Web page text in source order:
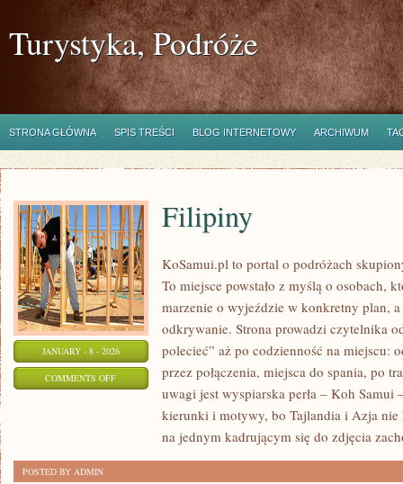
Turystyka, Podróże
STRONA GŁÓWNA SPIS TREŚCI BLOG INTERNETOWY ARCHIWUM
JANUARY - 8 - 2026
COMMENTS OFFON
Filipiny
KoSamui.pl to portal o podróżach
To miejsce powstało z myślą o osobach,
marzenie o wyjeździe w konkretny plan, a
odkrywanie. Strona prowadzi czytelnika
polecieć” aż po codzienność na miejscu:
przez połączenia, miejsca do spania, po
uwagi jest wyspiarska perła – Koh Samui
kierunki i motywy, bo Tajlandia i Azja nie
na jednym kadrującym się do zdjęcia
POSTED BY ADMIN